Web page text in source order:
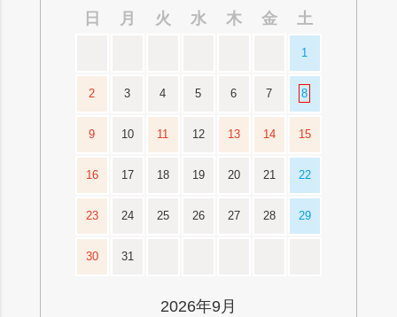
日
月 火 水 木 金 土
1
2 3 4 5 6 7 8
9 10 11 12 13 14 15
16 17 18 19 20 21 22
23 24 25 26 27 28 29
30 31
2026年9月